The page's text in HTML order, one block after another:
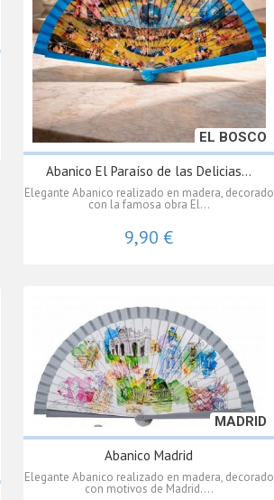
EL BOSCO
Abanico El Paraíso de las Delicias...
Elegante Abanico realizado en madera, decorado
con la famosa obra El...
9,90 €
MADRID
Abanico Madrid
Elegante Abanico realizado en madera, decorado
con motivos de Madrid....